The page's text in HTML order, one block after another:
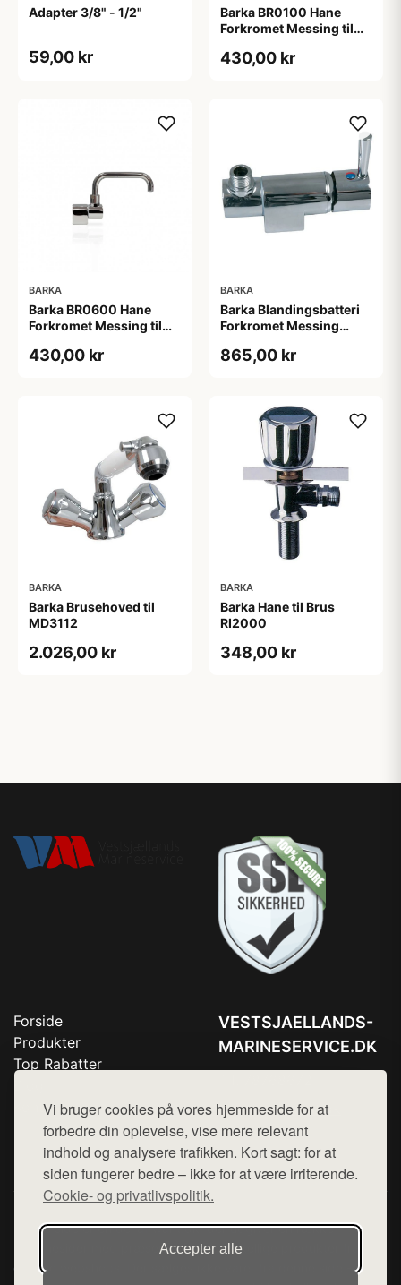
Vi bruger cookies på vores hjemmeside for at
forbedre din oplevelse, vise mere relevant
indhold og analysere trafikken. Kort sagt: for at
siden fungerer bedre – ikke for at være irriterende.
Cookie- og privatlivspolitik.
Accepter alle
Adapter 3/8" - 1/2"
59,00 kr
Barka BR0100 Hane
Forkromet Messing til
430,00 kr
BARKA
Barka BR0600 Hane
Forkromet Messing til
430,00 kr
BARKA
Barka Blandingsbatteri
Forkromet Messing
865,00 kr
BARKA
Barka Brusehoved til
MD3112
2.026,00 kr
BARKA
Barka Hane til Brus
RI2000
348,00 kr
Forside
Produkter
Top Rabatter
Kontakt
VESTSJAELLANDS-
MARINESERVICE.DK
Mail:hej@want.dk
Cookie- og privatlivspolitik
Denne side er en del af want.dk, der udgiver en række
hjemmesider med præsentation af forskellige produkter fra
diverse webshops. Der sælges ikke varer fra denne side - vi